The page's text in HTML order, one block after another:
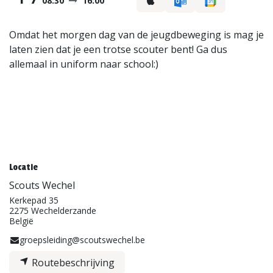
Omdat het morgen dag van de jeugdbeweging is mag je
laten zien dat je een trotse scouter bent! Ga dus
allemaal in uniform naar school:)
Locatie
Scouts Wechel
Kerkepad 35
2275 Wechelderzande
België
groepsleiding@scoutswechel.be
Routebeschrijving